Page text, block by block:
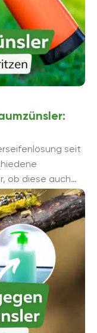
seit
ob diese auch
perspectalis)